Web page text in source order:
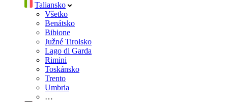
Taliansko
Všetko
Benátsko
Bibione
Južné Tirolsko
Lago di Garda
Rimini
Toskánsko
Trento
Umbria
…